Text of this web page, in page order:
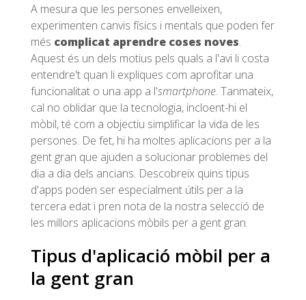
A mesura que les persones envelleixen,
experimenten canvis físics i mentals que poden fer
més complicat aprendre coses noves.
Aquest és un dels motius pels quals a l'avi li costa
entendre't quan li expliques com aprofitar una
funcionalitat o una app a l'smartphone. Tanmateix,
cal no oblidar que la tecnologia, incloent-hi el
mòbil, té com a objectiu simplificar la vida de les
persones. De fet, hi ha moltes aplicacions per a la
gent gran que ajuden a solucionar problemes del
dia a dia dels ancians. Descobreix quins tipus
d'apps poden ser especialment útils per a la
tercera edat i pren nota de la nostra selecció de
les millors aplicacions mòbils per a gent gran.
Tipus d'aplicació mòbil per a
la gent gran